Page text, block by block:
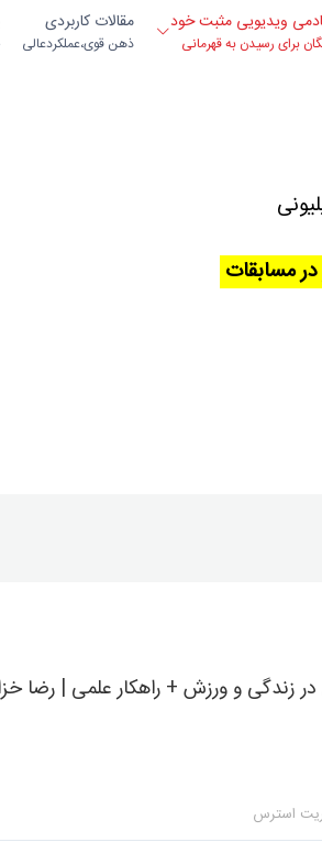
ویدیویی مثبت خود
برای رسیدن به قهرمانی
مقالات کاربردی
ذهن قوی،عملکردعالی
مسابقات
زندگی و ورزش + راهکار علمی | رضا
استرس